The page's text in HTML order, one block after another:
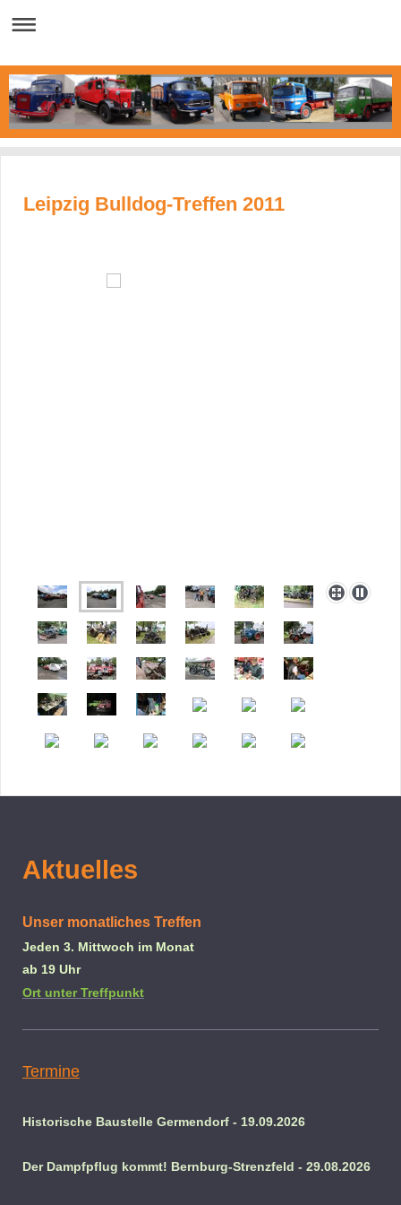
Leipzig Bulldog-Treffen 2011
Aktuelles
Unser monatliches Treffen
Jeden 3. Mittwoch im Monat
ab 19 Uhr
Ort unter Treffpunkt
Termine
Historische Baustelle Germendorf - 19.09.2026
Der Dampfpflug kommt! Bernburg-Strenzfeld - 29.08.2026